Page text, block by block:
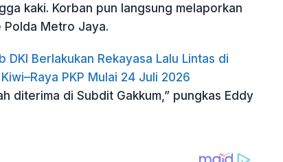
kaki. Korban pun langsung melaporkan
Metro Jaya.
DKI Berlakukan Rekayasa Lalu Lintas di
PKP Mulai 24 Juli 2026
diterima di Subdit Gakkum,” pungkas Eddy